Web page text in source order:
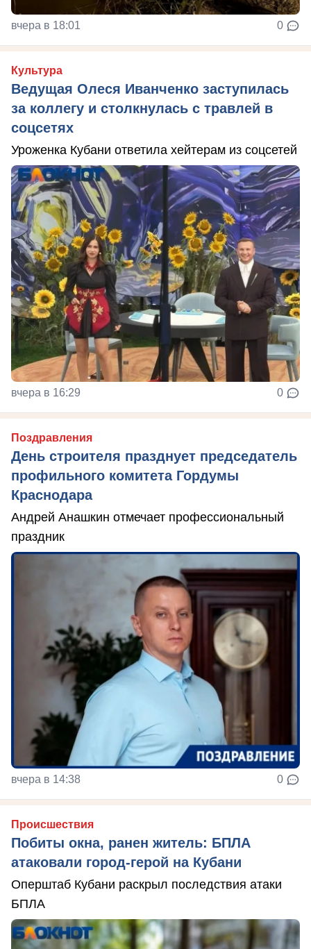
вчера в 18:01 0
Культура
Ведущая Олеся Иванченко заступилась
за коллегу и столкнулась с травлей в
соцсетях
Уроженка Кубани ответила хейтерам из соцсетей
вчера в 16:29 0
Поздравления
День строителя празднует председатель
профильного комитета Гордумы
Краснодара
Андрей Анашкин отмечает профессиональный
праздник
вчера в 14:38 0
Происшествия
Побиты окна, ранен житель: БПЛА
атаковали город-герой на Кубани
Оперштаб Кубани раскрыл последствия атаки
БПЛА